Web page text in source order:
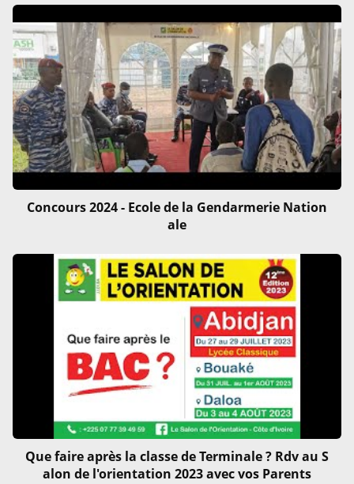
Concours 2024 - Ecole de la Gendarmerie Nation
ale
Que faire après la classe de Terminale ? Rdv au S
alon de l'orientation 2023 avec vos Parents